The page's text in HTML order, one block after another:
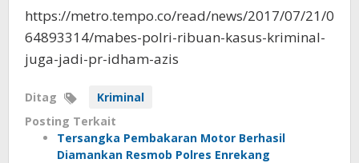
https://metro.tempo.co/read/news/2017/07/21/0
64893314/mabes-polri-ribuan-kasus-kriminal-
juga-jadi-pr-idham-azis
Ditag
Kriminal
Posting Terkait
Tersangka Pembakaran Motor Berhasil
Diamankan Resmob Polres Enrekang